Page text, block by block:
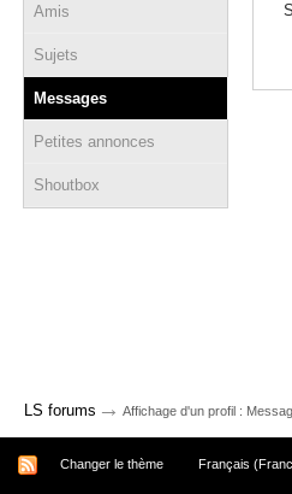
Amis
Sujets
Messages
Petites annonces
Shoutbox
LS forums → Affichage d'un profil :
Changer le thème Français